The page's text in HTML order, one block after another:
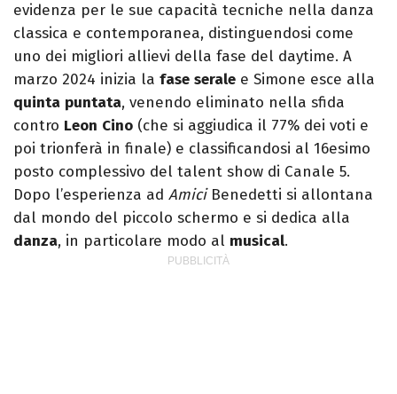
evidenza per le sue capacità tecniche nella danza
classica e contemporanea, distinguendosi come
uno dei migliori allievi della fase del daytime. A
marzo 2024 inizia la fase serale e Simone esce alla
quinta puntata, venendo eliminato nella sfida
contro Leon Cino (che si aggiudica il 77% dei voti e
poi trionferà in finale) e classificandosi al 16esimo
posto complessivo del talent show di Canale 5.
Dopo l’esperienza ad AmiciBenedetti si allontana
dal mondo del piccolo schermo e si dedica alla
danza, in particolare modo al musical.